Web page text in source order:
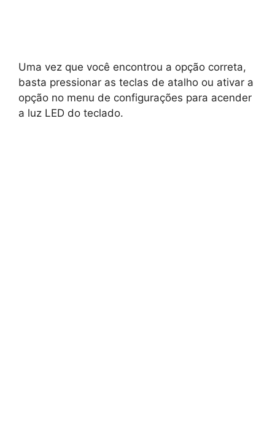
Uma vez que você encontrou a opção correta,
basta pressionar as teclas de atalho ou ativar a
opção no menu de configurações para acender
a luz LED do teclado.